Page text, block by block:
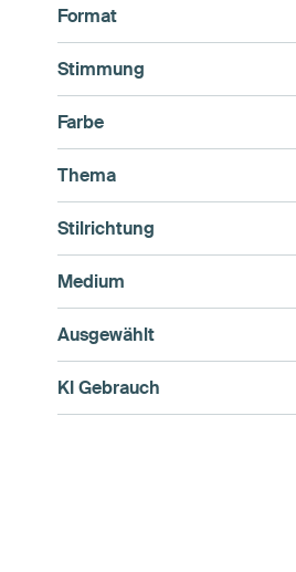
Format
Stimmung
Farbe
Thema
Stilrichtung
Medium
Ausgewählt
KI Gebrauch